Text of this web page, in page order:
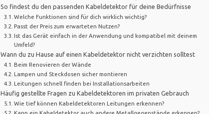
So findest du den passenden Kabeldetektor für deine Bedürfnisse
Welche Funktionen sind für dich wirklich wichtig?
Passt der Preis zum erwarteten Nutzen?
Ist das Gerät einfach in der Anwendung und kompatibel mit deinem
Umfeld?
Wann du zu Hause auf einen Kabeldetektor nicht verzichten solltest
Beim Renovieren der Wände
Lampen und Steckdosen sicher montieren
Leitungen schnell finden bei Installationsarbeiten
Häufig gestellte Fragen zu Kabeldetektoren im privaten Gebrauch
Wie tief können Kabeldetektoren Leitungen erkennen?